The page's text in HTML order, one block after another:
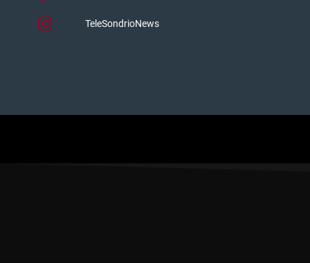
TeleSondrioNews